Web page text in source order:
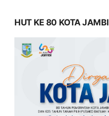
HUT KE 80 KOTA JAMBI